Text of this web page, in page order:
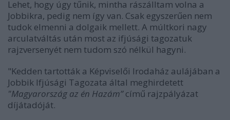
Lehet, hogy úgy tűnik, mintha rászálltam volna a
Jobbikra, pedig nem így van. Csak egyszerűen nem
tudok elmenni a dolgaik mellett. A múltkori nagy
arculatváltás után most az ifjúsági tagozatuk
rajzversenyét nem tudom szó nélkül hagyni.
"Kedden tartották a Képviselői Irodaház aulájában a
Jobbik Ifjúsági Tagozata által meghirdetett
"Magyarország az én Hazám”című rajzpályázat
díjátadóját.